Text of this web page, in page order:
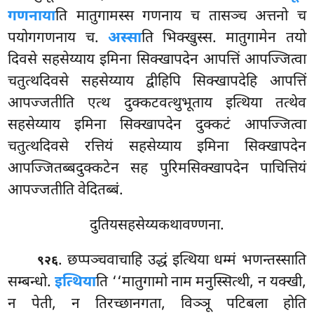
गणनायाति मातुगामस्स गणनाय च तासञ्च अत्तनो च
पयोगगणनाय च. अस्साति भिक्खुस्स. मातुगामेन तयो
दिवसे सहसेय्याय इमिना सिक्खापदेन आपत्तिं आपज्जित्वा
चतुत्थदिवसे सहसेय्याय द्वीहिपि सिक्खापदेहि आपत्तिं
आपज्जतीति एत्थ दुक्कटवत्थुभूताय इत्थिया तत्थेव
सहसेय्याय इमिना सिक्खापदेन दुक्कटं आपज्जित्वा
चतुत्थदिवसे रत्तियं सहसेय्याय इमिना सिक्खापदेन
आपज्जितब्बदुक्कटेन सह पुरिमसिक्खापदेन पाचित्तियं
आपज्जतीति वेदितब्बं.
दुतियसहसेय्यकथावण्णना.
९२६. छप्पञ्चवाचाहि उद्धं इत्थिया धम्मं भणन्तस्साति
सम्बन्धो.इत्थियाति ‘‘मातुगामो नाम मनुस्सित्थी, न यक्खी,
न पेती, न तिरच्छानगता, विञ्ञू पटिबला होति